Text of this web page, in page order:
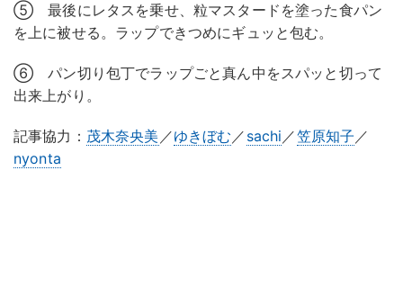
⑤ 最後にレタスを乗せ、粒マスタードを塗った食パン
を上に被せる。ラップできつめにギュッと包む。
⑥ パン切り包丁でラップごと真ん中をスパッと切って
出来上がり。
記事協力： 茂木奈央美 ／ゆきぼむ ／ sachi ／笠原知子 ／
nyonta